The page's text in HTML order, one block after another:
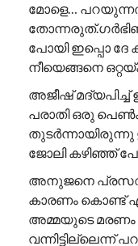
മോളെ…
പോയി ഇപ്പൊ
നീയെങ്ങനെ
അജീഷ് മദ്യപിച്ച്
പരാതി ഒരു
തുടർന്നായിരുന്നു
ജോലി കഴിഞ്ഞ്
അനുജനെ
കാരണം കൊണ്ട്
അമ്മയുടെ
വന്നിട്ടില്ലെന്ന്